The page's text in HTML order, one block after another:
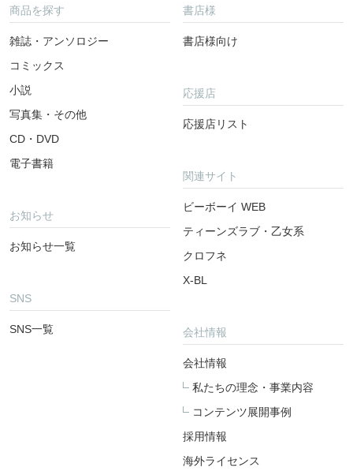
商品を探す
雑誌・アンソロジー
コミックス
小説
写真集・その他
CD・DVD
電子書籍
お知らせ
お知らせ一覧
SNS
SNS一覧
書店様
書店様向け
応援店
応援店リスト
関連サイト
ビーボーイ WEB
ティーンズラブ・乙女系
クロフネ
X-BL
会社情報
会社情報
私たちの理念・事業内容
コンテンツ展開事例
採用情報
海外ライセンス